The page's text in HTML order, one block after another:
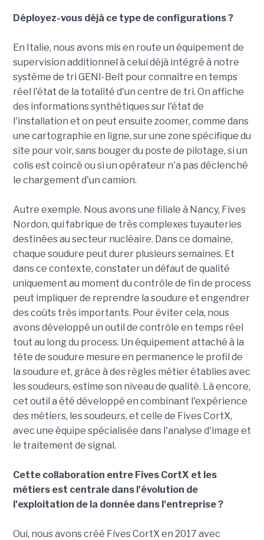
Déployez-vous déjà ce type de configurations ?
En Italie, nous avons mis en route un équipement de
supervision additionnel à celui déjà intégré à notre
système de tri GENI-Belt pour connaître en temps
réel l'état de la totalité d'un centre de tri. On affiche
des informations synthétiques sur l'état de
l'installation et on peut ensuite zoomer, comme dans
une cartographie en ligne, sur une zone spécifique du
site pour voir, sans bouger du poste de pilotage, si un
colis est coincé ou si un opérateur n'a pas déclenché
le chargement d'un camion.
Autre exemple. Nous avons une filiale à Nancy, Fives
Nordon, qui fabrique de très complexes tuyauteries
destinées au secteur nucléaire. Dans ce domaine,
chaque soudure peut durer plusieurs semaines. Et
dans ce contexte, constater un défaut de qualité
uniquement au moment du contrôle de fin de process
peut impliquer de reprendre la soudure et engendrer
des coûts très importants. Pour éviter cela, nous
avons développé un outil de contrôle en temps réel
tout au long du process. Un équipement attaché à la
tête de soudure mesure en permanence le profil de
la soudure et, grâce à des règles métier établies avec
les soudeurs, estime son niveau de qualité. Là encore,
cet outil a été développé en combinant l'expérience
des métiers, les soudeurs, et celle de Fives CortX,
avec une équipe spécialisée dans l'analyse d'image et
le traitement de signal.
Cette collaboration entre Fives CortX et les
métiers est centrale dans l'évolution de
l'exploitation de la donnée dans l'entreprise ?
Oui, nous avons créé Fives CortX en 2017 avec